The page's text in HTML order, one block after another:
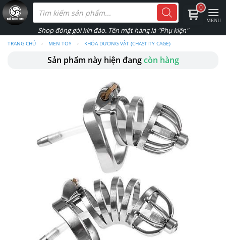
Skip
to
Tìm
kiếm
phẩm
TRANG CHỦ › MEN TOY › KHÓA DƯƠNG VẬT (CHASTITY CAGE)
Sản phẩm này hiện đangcòn hàng
0